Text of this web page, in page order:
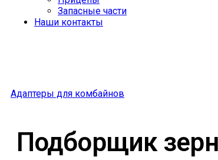
Запасные части
Наши контакты
Адаптеры для комбайнов
Подборщик